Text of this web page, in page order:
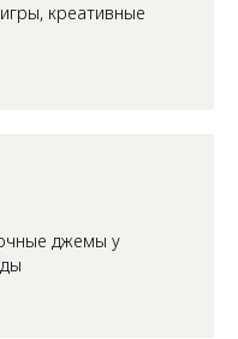
креативные
джемы у